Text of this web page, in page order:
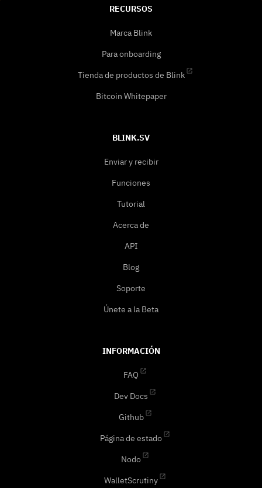
RECURSOS
Marca Blink
Para onboarding
Tienda de productos de Blink
Bitcoin Whitepaper
BLINK.SV
Enviar y recibir
Funciones
Tutorial
Acerca de
API
Blog
Soporte
Únete a la Beta
INFORMACIÓN
FAQ
Dev Docs
Github
Página de estado
Nodo
WalletScrutiny